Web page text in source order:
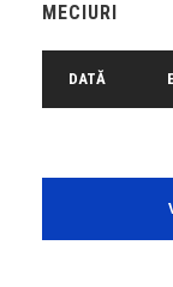
MECIURI
DATĂ